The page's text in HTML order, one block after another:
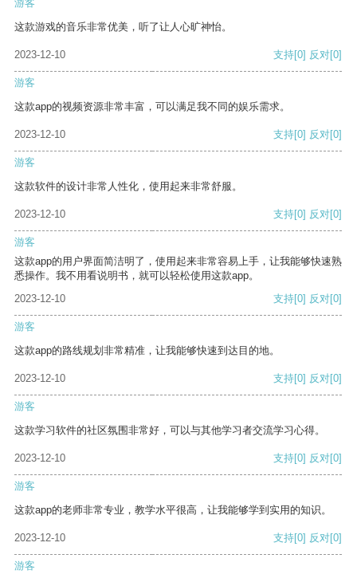
游客
这款游戏的音乐非常优美，听了让人心旷神怡。
2023-12-10 支持[0] 反对[0]
游客
这款app的视频资源非常丰富，可以满足我不同的娱乐需求。
2023-12-10 支持[0] 反对[0]
游客
这款软件的设计非常人性化，使用起来非常舒服。
2023-12-10 支持[0] 反对[0]
游客
这款app的用户界面简洁明了，使用起来非常容易上手，让我能够快速熟
悉操作。我不用看说明书，就可以轻松使用这款app。
2023-12-10
支持[0] 反对[0]
游客
这款app的路线规划非常精准，让我能够快速到达目的地。
2023-12-10 支持[0] 反对[0]
游客
这款学习软件的社区氛围非常好，可以与其他学习者交流学习心得。
2023-12-10 支持[0] 反对[0]
游客
这款app的老师非常专业，教学水平很高，让我能够学到实用的知识。
2023-12-10 支持[0] 反对[0]
游客